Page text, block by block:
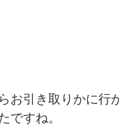
お引き取りかに行
ですね。